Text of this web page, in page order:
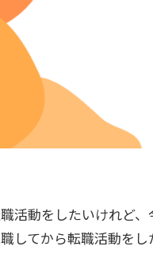
職活動をしたいけれど
職してから転職活動を